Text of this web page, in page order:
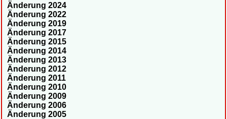
Änderung 2024
Änderung 2022
Änderung 2019
Änderung 2017
Änderung 2015
Änderung 2014
Änderung 2013
Änderung 2012
Änderung 2011
Änderung 2010
Änderung 2009
Änderung 2006
Änderung 2005